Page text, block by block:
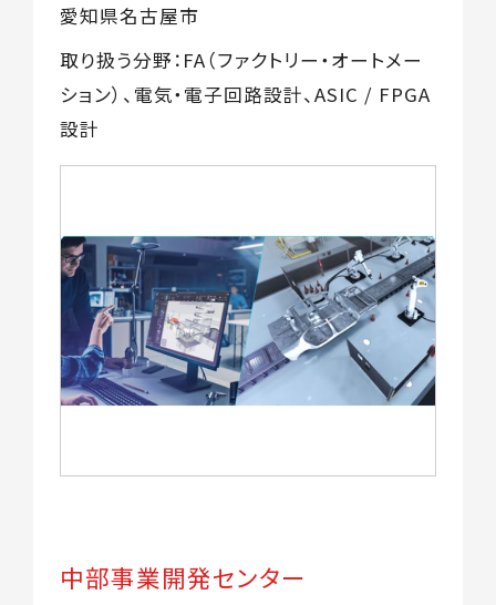
愛知県名古屋市
取り扱う分野：FA（ファクトリー・オートメー
ション）、電気・電子回路設計、ASIC / FPGA
設計
中部事業開発センター